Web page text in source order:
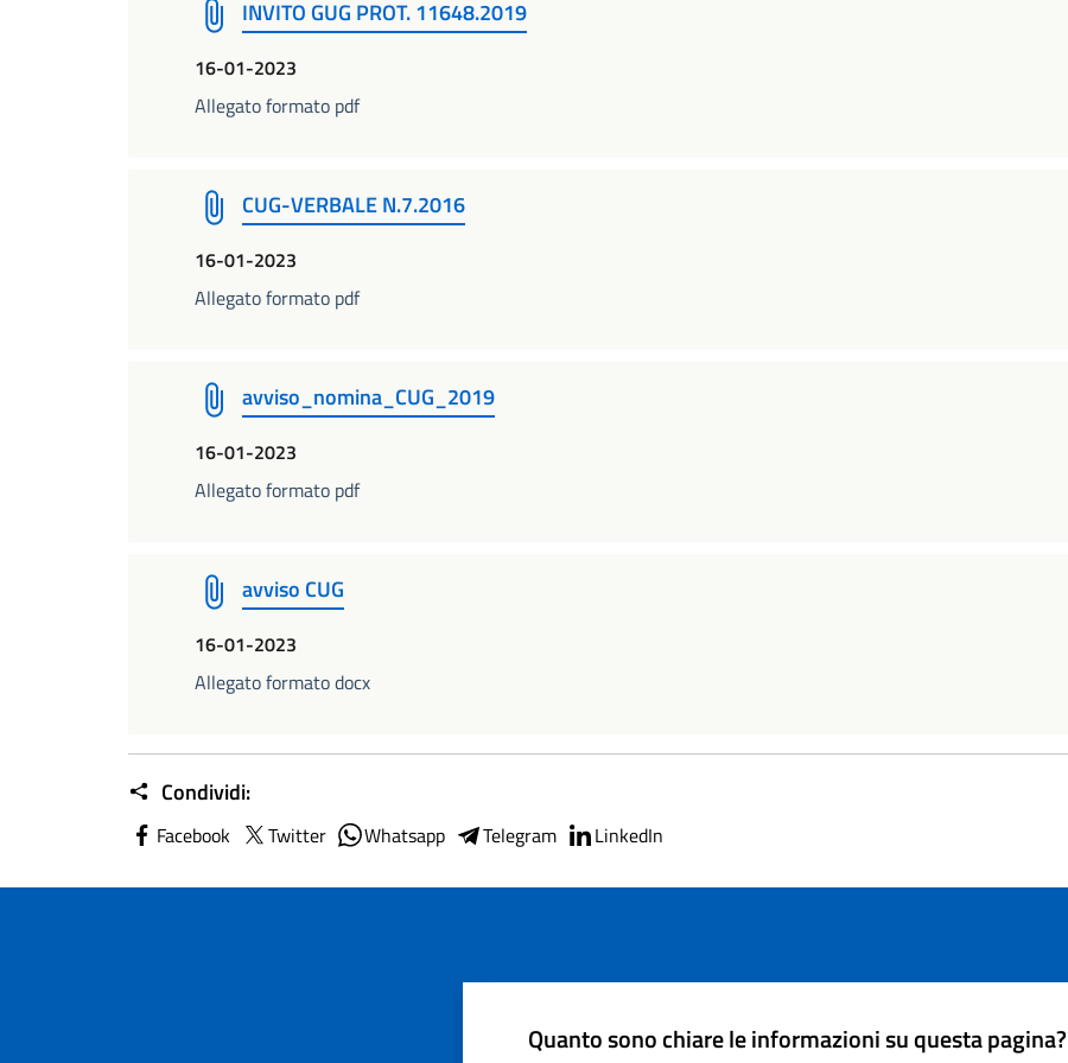
INVITO GUG PROT. 11648.2019
16-01-2023
Allegato formato pdf
CUG-VERBALE N.7.2016
16-01-2023
Allegato formato pdf
avviso_nomina_CUG_2019
16-01-2023
Allegato formato pdf
avviso CUG
16-01-2023
Allegato formato docx
Condividi:
Facebook Twitter Whatsapp Telegram LinkedIn
Quanto sono chiare le informazioni su questa pagina?